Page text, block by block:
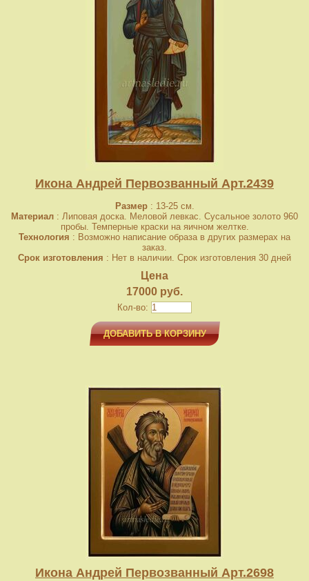
Икона Андрей Первозванный Арт.2439
Размер: 13-25 см.
Материал : Липовая доска. Меловой левкас. Сусальное золото 960
пробы. Темперные краски на яичном желтке.
Технология : Возможно написание образа в других размерах на
заказ.
Срок изготовления : Нет в наличии. Срок изготовления 30 дней
Цена
17000 руб.
Кол-во:
ДОБАВИТЬ В КОРЗИНУ
Икона Андрей Первозванный Арт.2698